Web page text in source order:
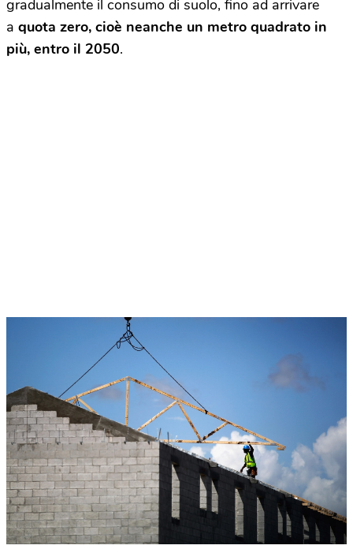
gradualmente il consumo di suolo, fino ad arrivare
a quota zero, cioè neanche un metro quadrato in
più, entro il 2050.